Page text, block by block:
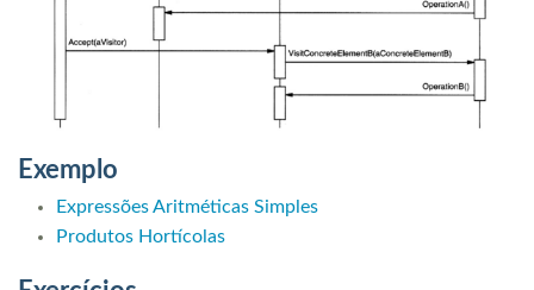
Exemplo
Expressões Aritméticas Simples
Produtos Hortícolas